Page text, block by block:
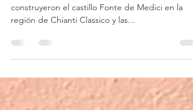
Lámpara de techo colonial contemporánea
Fonte con aplicaciones bronce, 12 Luces.
En el siglo XII y XIII entre Siena y Florencia, se